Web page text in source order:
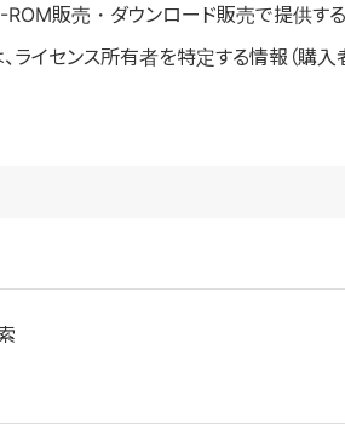
販売・ダウンロード販売で提供す
ライセンス所有者を特定する情報（購